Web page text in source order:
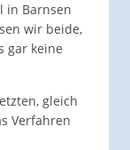
in Barnsen
wir beide,
gar keine
gleich
Verfahren